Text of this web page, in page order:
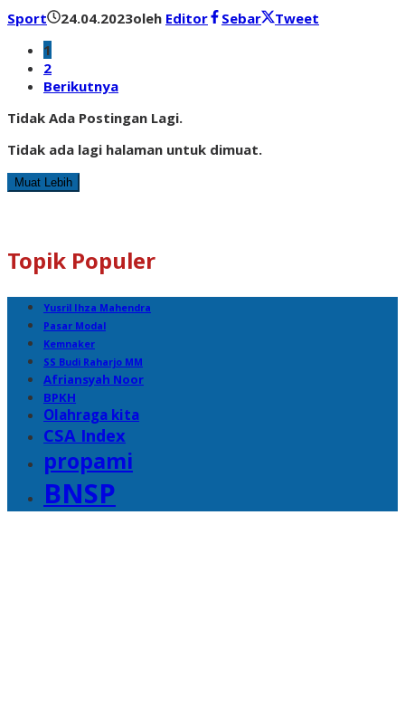
Sport
24.04.2023oleh Editor Sebar
Tweet
1
2
Berikutnya
Tidak Ada Postingan Lagi.
Tidak ada lagi halaman untuk dimuat.
Muat Lebih
Topik Populer
Yusril Ihza Mahendra
Pasar Modal
Kemnaker
SS Budi Raharjo MM
Afriansyah Noor
BPKH
Olahraga kita
CSA Index
propami
BNSP